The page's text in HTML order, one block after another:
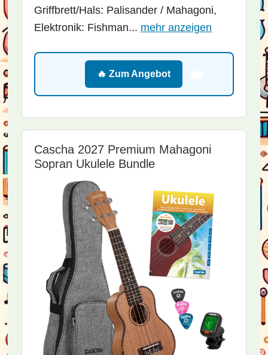
Griffbrett/Hals: Palisander / Mahagoni,
Elektronik: Fishman... mehr anzeigen
🔥 Zum Angebot
Cascha 2027 Premium Mahagoni
Sopran Ukulele Bundle